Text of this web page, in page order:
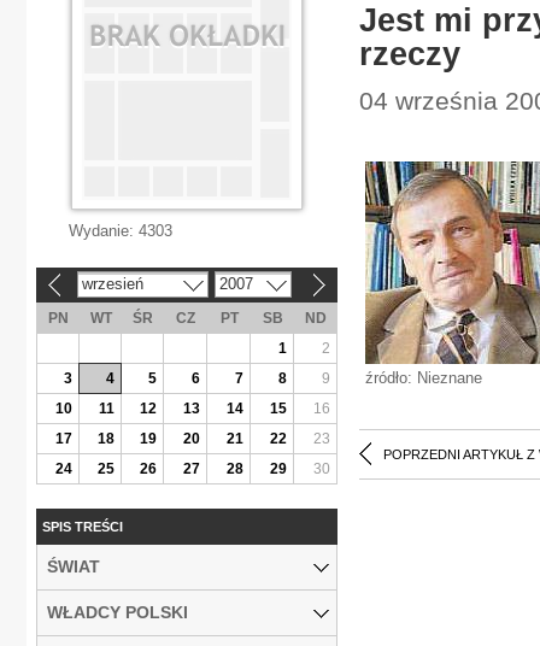
Jest mi
rzeczy
04 września
źródło: Nieznane
POPRZEDNI ARTYKUŁ Z
Wydanie: 4303
wrzesień 2007
PN WT ŚR CZ PT SB
ND
1
2
3
4 5 6 7 8
9
10
11 12 13 14 15
16
17
18 19 20 21 22
23
24
25 26 27 28 29 30
SPIS TREŚCI
ŚWIAT
WŁADCY POLSKI